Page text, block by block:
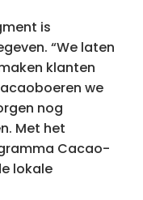
is
“We laten
klanten
we
nog
Met het
Cacao-
lokale